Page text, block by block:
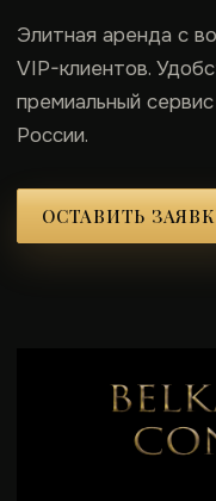
Элитная аренда с
VIP-клиентов.
премиальный
России.
ОСТАВИТЬ